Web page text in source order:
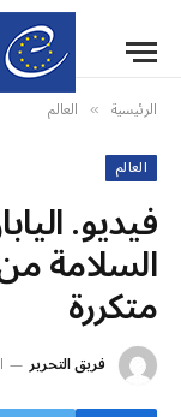
الرئيسية » العالم
العالم
فيديو.
السلامة
متكررة
فريق التحرير